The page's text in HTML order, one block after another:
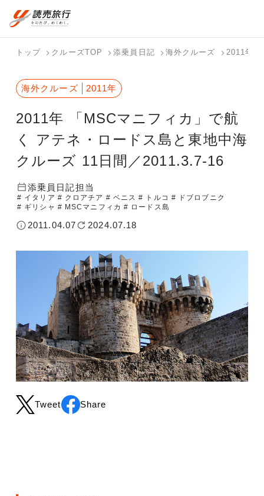
航空券+宿泊
フリーワード
検索する
国内旅行トップ
バスツアー
を探す
個人旅行
（ブーケ）
国内特集かテーマから写真から探
海外旅行トップ
海外特集か
ら探す
テーマから
探す
トップ クルーズTOP 添乗員日記 海外クルーズ 2011年
2011年 「MSCマニフィカ」で航
く アテネ・ロードス島と東地中海
クルーズ 11日間／2011.3.7-16
海外クルーズ 2011年
添乗員日記担当
# イタリア # クロアチア # ベニス # トルコ # ドブロブニク
# ギリシャ # MSCマニフィカ # ロードス島
2011.04.07 2024.07.18
Tweet Share